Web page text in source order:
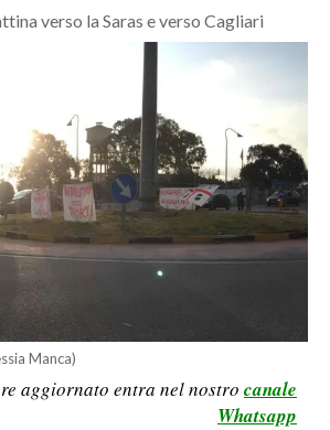
verso la Saras e verso Cagliari
Manca)
aggiornato entra nel nostro canale
Whatsapp